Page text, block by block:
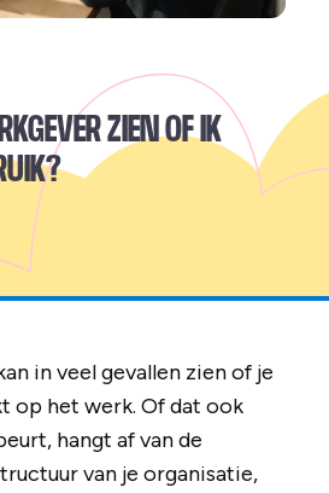
ZIEN OF IK
in veel gevallen zien of je
op het werk. Of dat ook
hangt af van de
van je organisatie,